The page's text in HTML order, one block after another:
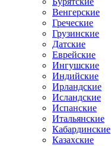
Венгерские
Греческие
Грузинские
Датские
Еврейские
Ингушские
Индийские
Ирландские
Исландские
Испанские
Итальянские
Кабардинские
Казахские